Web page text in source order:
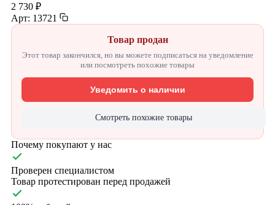
2 730 ₽
Арт: 13721
Товар продан
Этот товар закончился, но вы можете подписаться на уведомление
или посмотреть похожие товары
Уведомить о наличии
Смотреть похожие товары
Почему покупают у нас
Проверен специалистом
Товар протестирован перед продажей